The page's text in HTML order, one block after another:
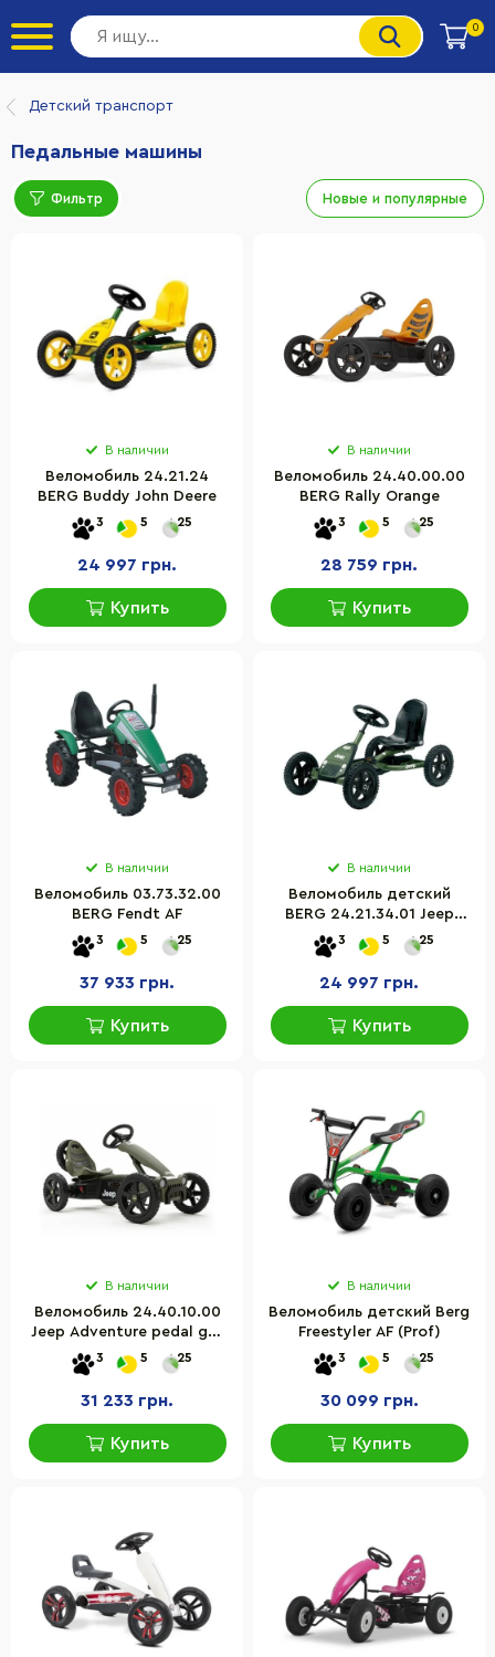
0
Детский транспорт
Педальные машины
Фильтр Новые и популярные
В наличии
Веломобиль 24.21.24
BERG Buddy John Deere
3 5 25
24 997 грн.
Купить
В наличии
Веломобиль 24.40.00.00
BERG Rally Orange
3 5 25
28 759 грн.
Купить
В наличии
Веломобиль 03.73.32.00
BERG Fendt AF
3 5 25
37 933 грн.
Купить
В наличии
Веломобиль детский
BERG 24.21.34.01 Jeep
Junior до 70 кг, металл
3 5 25
24 997 грн.
Купить
В наличии
Веломобиль 24.40.10.00
Jeep Adventure pedal go-
kart
3 5 25
31 233 грн.
Купить
В наличии
Веломобиль детский Berg
Freestyler AF (Prof)
3 5 25
30 099 грн.
Купить